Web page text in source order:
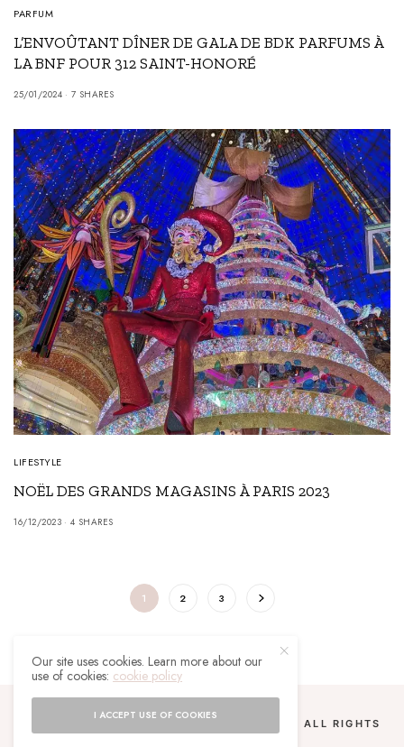
PARFUM
L’ENVOÛTANT DÎNER DE GALA DE BDK PARFUMS À
LA BNF POUR 312 SAINT-HONORÉ
25/01/2024 7 SHARES
LIFESTYLE
NOËL DES GRANDS MAGASINS À PARIS 2023
16/12/2023 4 SHARES
1 2 3
COPYRIGHT 2024 UN MALGACHE À PARIS. ALL RIGHTS
Our site uses cookies. Learn more about our
use of cookies: cookie policy
I ACCEPT USE OF COOKIES